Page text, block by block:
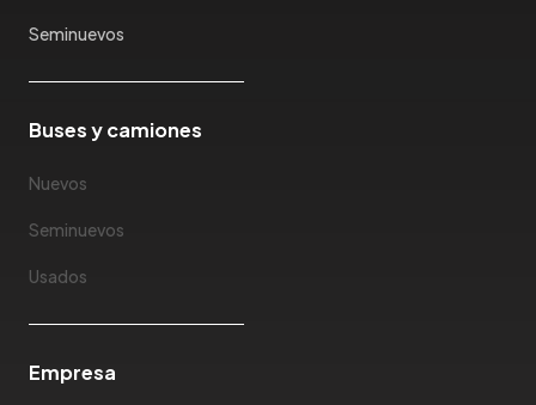
Seminuevos
Buses y camiones
Nuevos
Seminuevos
Usados
Empresa